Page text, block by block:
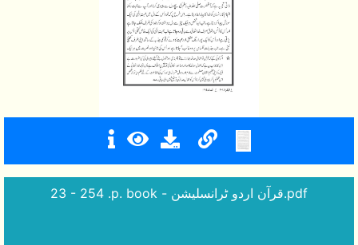
23 - 254 .p. book - قرآن اردو ٹرانسلیشن.pdf